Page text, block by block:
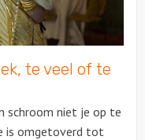
te veel of te
schroom niet je op te
is omgetoverd tot